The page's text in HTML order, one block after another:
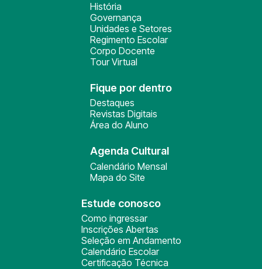
História
Governança
Unidades e Setores
Regimento Escolar
Corpo Docente
Tour Virtual
Fique por dentro
Destaques
Revistas Digitais
Área do Aluno
Agenda Cultural
Calendário Mensal
Mapa do Site
Estude conosco
Como ingressar
Inscrições Abertas
Seleção em Andamento
Calendário Escolar
Certificação Técnica